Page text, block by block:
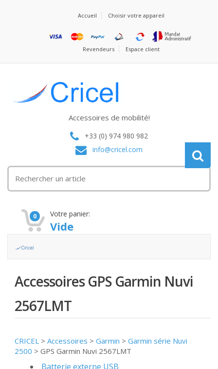
Accueil Choisir votre appareil
Revendeurs Espace client
Accessoires de mobilité!
+33 (0) 974 980 982
info@cricel.com
0 Votre panier:
Vide
Accessoires GPS Garmin Nuvi
2567LMT
CRICEL > Accessoires > Garmin > Garmin série Nuvi
2500 > GPS Garmin Nuvi 2567LMT
Batterie externe USB